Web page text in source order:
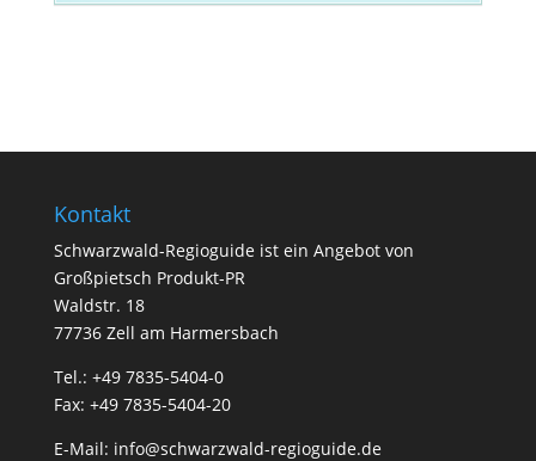
Kontakt
Schwarzwald-Regioguide ist ein Angebot von
Großpietsch Produkt-PR
Waldstr. 18
77736 Zell am Harmersbach
Tel.: +49 7835-5404-0
Fax: +49 7835-5404-20
E-Mail: info@schwarzwald-regioguide.de